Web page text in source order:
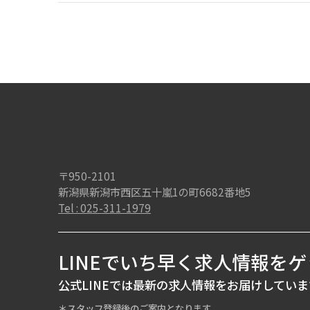
〒950-2101
新潟県新潟市西区五十嵐1の町6682番地5
Tel : 025-311-1979
LINEでいち早く求人情報を
公式LINEでは最新の求人情報をお届けしてい